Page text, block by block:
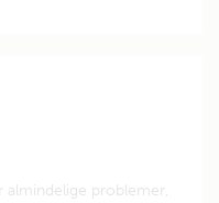
almindelige problemer,